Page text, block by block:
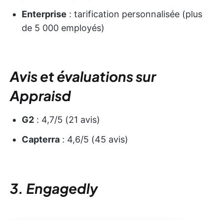
Enterprise : tarification personnalisée (plus
de 5 000 employés)
Avis et évaluations sur
Appraisd
G2 : 4,7/5 (21 avis)
Capterra : 4,6/5 (45 avis)
3. Engagedly